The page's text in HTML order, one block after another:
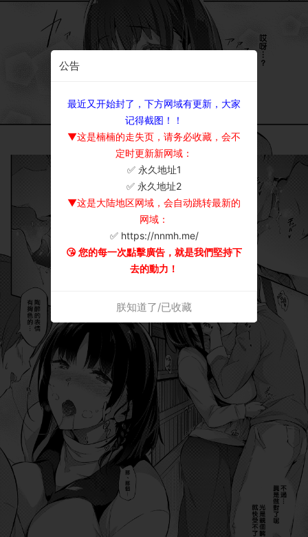
公告
最近又开始封了，下方网域有更新，大家
记得截图！！
▼这是楠楠的走失页，请务必收藏，会不
定时更新新网域：
✅ 永久地址1
✅ 永久地址2
▼这是大陆地区网域，会自动跳转最新的
网域：
✅ https://nnmh.me/
😘 您的每一次點擊廣告，就是我們堅持下
去的動力！
朕知道了/已收藏